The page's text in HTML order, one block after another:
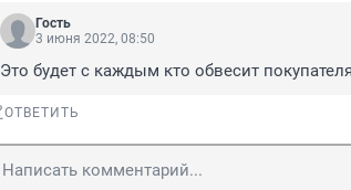
Гость
3 июня 2022, 08:50
Это будет с каждым кто обвесит
ОТВЕТИТЬ